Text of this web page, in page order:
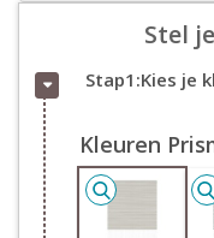
Stel
Stap1:Kies je
Kleuren